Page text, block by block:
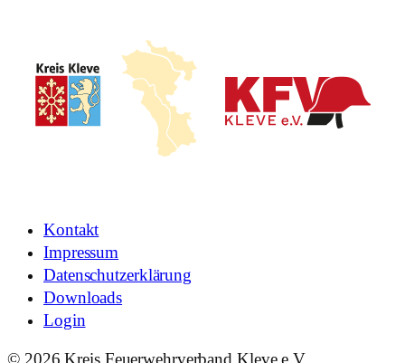
Kontakt
Impressum
Datenschutzerklärung
Downloads
Login